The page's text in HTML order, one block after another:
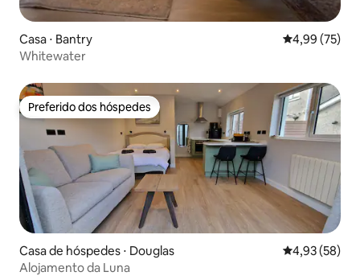
Casa ⋅ Bantry 4,99 de uma
4,99 (75)
Whitewater
Preferido dos hóspedes
Preferido dos hóspedes
Casa de hóspedes ⋅ Douglas 4,93 de uma
4,93 (58)
Alojamento da Luna